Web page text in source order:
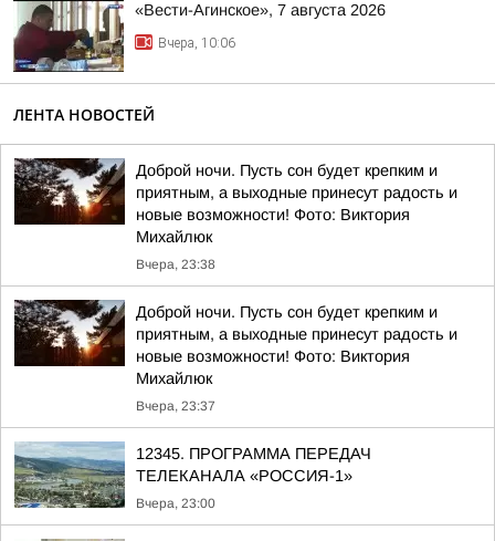
«Вести-Агинское», 7 августа 2026
Вчера, 10:06
ЛЕНТА НОВОСТЕЙ
Доброй ночи. Пусть сон будет крепким и
приятным, а выходные принесут радость и
новые возможности! Фото: Виктория
Михайлюк
Вчера, 23:38
Доброй ночи. Пусть сон будет крепким и
приятным, а выходные принесут радость и
новые возможности! Фото: Виктория
Михайлюк
Вчера, 23:37
12345. ПРОГРАММА ПЕРЕДАЧ
ТЕЛЕКАНАЛА «РОССИЯ-1»
Вчера, 23:00